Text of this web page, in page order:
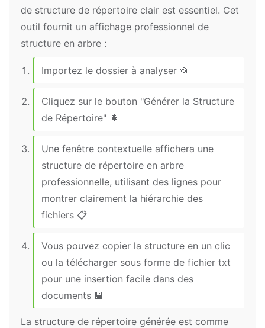
de structure de répertoire clair est essentiel. Cet
outil fournit un affichage professionnel de
structure en arbre :
Importez le dossier à analyser 📂
Cliquez sur le bouton "Générer la Structure
de Répertoire" 🌲
Une fenêtre contextuelle affichera une
structure de répertoire en arbre
professionnelle, utilisant des lignes pour
montrer clairement la hiérarchie des
fichiers 📋
Vous pouvez copier la structure en un clic
ou la télécharger sous forme de fichier txt
pour une insertion facile dans des
documents 💾
La structure de répertoire générée est comme